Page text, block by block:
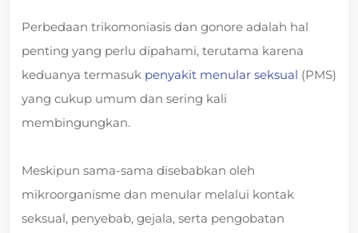
Perbedaan trikomoniasis dan gonore adalah hal
penting yang perlu dipahami, terutama karena
keduanya termasuk penyakit menular seksual (PMS)
yang cukup umum dan sering kali
membingungkan.
Meskipun sama-sama disebabkan oleh
mikroorganisme dan menular melalui kontak
seksual, penyebab, gejala, serta pengobatan